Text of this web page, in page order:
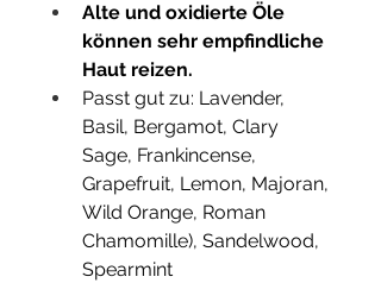
Alte und oxidierte Öle
können sehr empfindliche
Haut reizen.
Passt gut zu: Lavender,
Basil, Bergamot, Clary
Sage, Frankincense,
Grapefruit, Lemon, Majoran,
Wild Orange, Roman
Chamomille), Sandelwood,
Spearmint